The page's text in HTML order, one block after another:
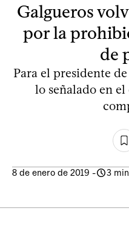
Galgueros
por la
de
Para el presidente
lo señalado en
8 de enero de 2019 - 3